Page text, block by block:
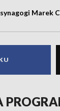
Marek